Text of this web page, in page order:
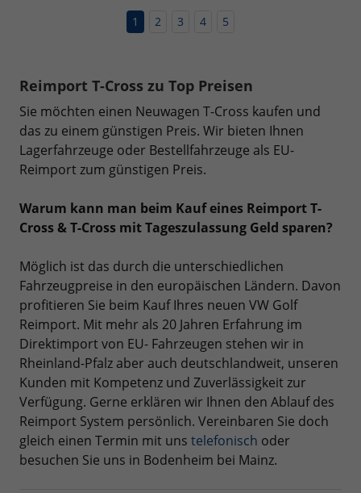
1 2 3 4 5
Reimport T-Cross zu Top Preisen
Sie möchten einen Neuwagen T-Cross kaufen und
das zu einem günstigen Preis. Wir bieten Ihnen
Lagerfahrzeuge oder Bestellfahrzeuge als EU-
Reimport zum günstigen Preis.
Warum kann man beim Kauf eines Reimport T-
Cross & T-Cross mit Tageszulassung Geld sparen?
Möglich ist das durch die unterschiedlichen
Fahrzeugpreise in den europäischen Ländern. Davon
profitieren Sie beim Kauf Ihres neuen VW Golf
Reimport. Mit mehr als 20 Jahren Erfahrung im
Direktimport von EU- Fahrzeugen stehen wir in
Rheinland-Pfalz aber auch deutschlandweit, unseren
Kunden mit Kompetenz und Zuverlässigkeit zur
Verfügung. Gerne erklären wir Ihnen den Ablauf des
Reimport System persönlich. Vereinbaren Sie doch
gleich einen Termin mit uns telefonisch oder
besuchen Sie uns in Bodenheim bei Mainz.